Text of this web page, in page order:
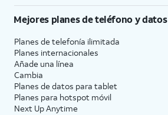
Mejores planes de teléfono y datos
Planes de telefonía ilimitada
Planes internacionales
Añade una línea
Cambia
Planes de datos para tablet
Planes para hotspot móvil
Next Up Anytime